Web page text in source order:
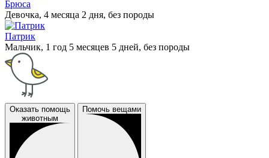
Брюса
Девочка, 4 месяца 2 дня, без породы
Патрик
Мальчик, 1 год 5 месяцев 5 дней, без породы
Оказать помощь
животным
Помочь вещами